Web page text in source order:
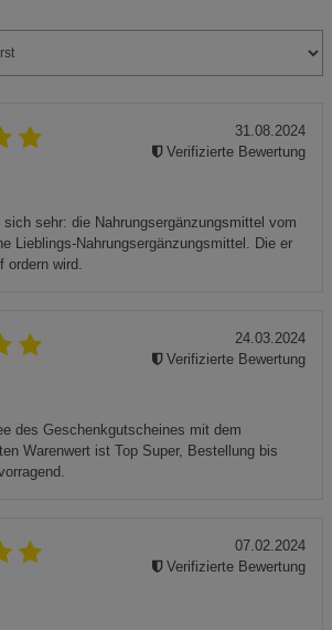
sehr: die Nahrungsergänzungsmittel vom
Lieblings-Nahrungsergänzungsmittel. Die er
ordern wird.
31.08.2024
Verifizierte Bewertung
des Geschenkgutscheines mit dem
Warenwert ist Top Super, Bestellung bis
24.03.2024
Verifizierte Bewertung
07.02.2024
Verifizierte Bewertung